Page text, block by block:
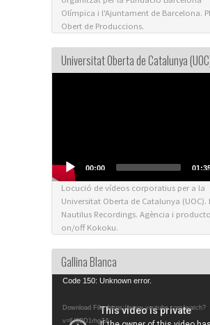
Olímpica i l'Ajuntament de Barcelona.
Obert de Produccions.
Universitat Oberta de Catalunya
00:00
Locució de vídeos corporatius per a la
Universitat Oberta de Catalunya (UOC).
Nautilus Recordings. Agència i
on/off Kokoku.
Gallina Blanca
Video
Code 150: Unknown error.
Download File: https://www.youtube.com/watch?
v=lU9BD1rhgZA